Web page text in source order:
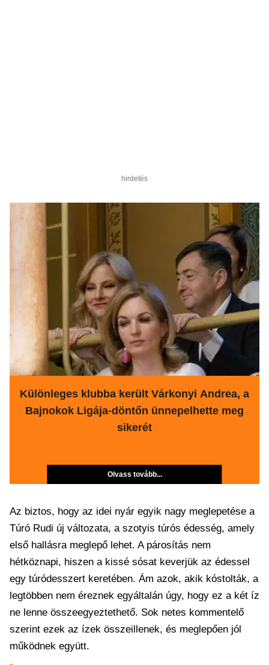
hirdetés
Különleges klubba került Várkonyi Andrea, a
Bajnokok Ligája-döntőn ünnepelhette meg
sikerét
Olvass tovább...
Az biztos, hogy az idei nyár egyik nagy meglepetése a
Túró Rudi új változata, a szotyis túrós édesség, amely
első hallásra meglepő lehet. A párosítás nem
hétköznapi, hiszen a kissé sósat keverjük az édessel
egy túródesszert keretében. Ám azok, akik kóstolták, a
legtöbben nem éreznek egyáltalán úgy, hogy ez a két íz
ne lenne összeegyeztethető. Sok netes kommentelő
szerint ezek az ízek összeillenek, és meglepően jól
működnek együtt.